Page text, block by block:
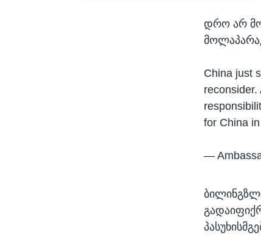
დრო არ
China just
for China
—